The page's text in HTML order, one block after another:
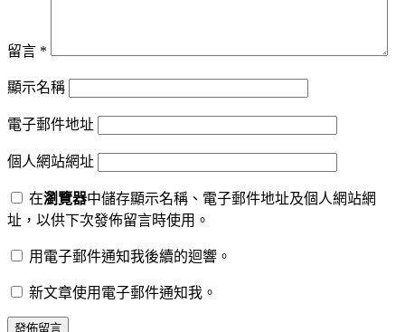
留言 *
顯示名稱
電子郵件地址
個人網站網址
在瀏覽器中儲存顯示名稱、電子郵件地址及個人網站網
址，以供下次發佈留言時使用。
用電子郵件通知我後續的迴響。
新文章使用電子郵件通知我。